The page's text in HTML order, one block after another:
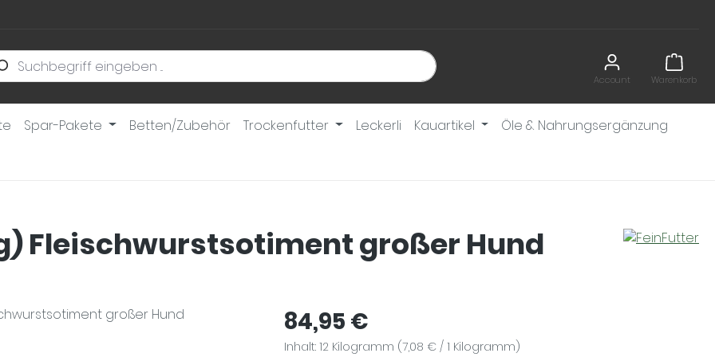
Account Warenkorb
Spar-Pakete Betten/Zubehör Trockenfutter Leckerli Kauartikel
Öle & Nahrungsergänzung
Fleischwurstsotiment großer Hund
Regulärer Preis:
84,95 €
Inhalt: 12 Kilogramm (7,08 € / 1 Kilogramm)